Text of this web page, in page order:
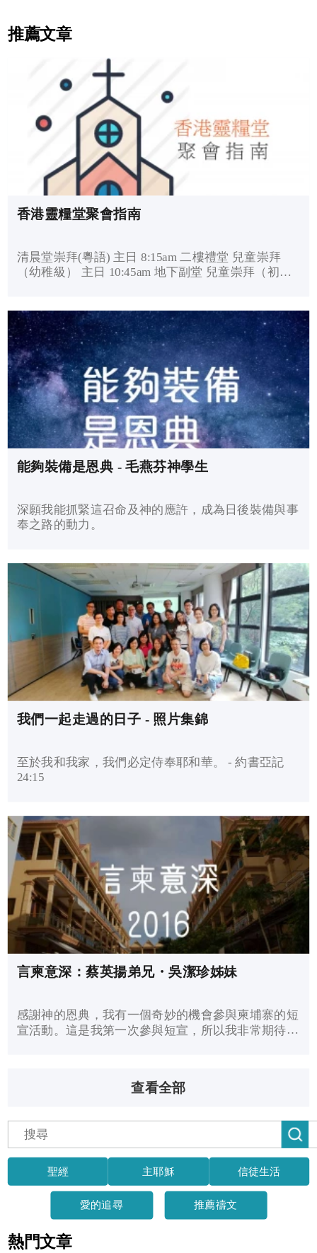
推薦文章
香港靈糧堂聚會指南
清晨堂崇拜(粵語) 主日 8:15am 二樓禮堂 兒童崇拜
（幼稚級） 主日 10:45am 地下副堂 兒童崇拜（初小
日 10:45am 二、三樓禮堂 青少年崇拜(粵語) 主日
11:00am 四樓小禮堂 週六崇拜(粵語) 週六 7:00pm 四
樓小禮堂 聖餐主日 每月第一主日及第一週六 祈禱會
週三 7:30pm 四樓小禮堂 週六 7:30am 304室 有關颱風
和黑色暴雨警告之安排
能夠裝備是恩典 - 毛燕芬神學生
深願我能抓緊這召命及神的應許，成為日後裝備與事
奉之路的動力。
我們一起走過的日子 - 照片集錦
至於我和我家，我們必定侍奉耶和華。 - 約書亞記
24:15
言柬意深：蔡英揚弟兄・吳潔珍姊妹
感謝神的恩典，我有一個奇妙的機會參與柬埔寨的短
宣活動。這是我第一次參與短宣，所以我非常期待。
查看全部
聖經 主耶穌 信徒生活
愛的追尋 推薦禱文
熱門文章